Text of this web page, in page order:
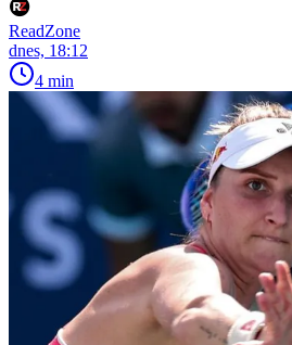
ReadZone
dnes, 18:12
4 min